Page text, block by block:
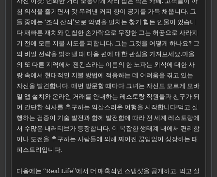
침 의식을 즐기면서 갓 우려낸 커피 향이 공기를 가득 채웁니다. 그
들 중에는 ‘조식 산적’으로 악명을 떨치는 찾기 힘든 인물이 있습니
다 재빠른 재치와 민첩한 손가락으로 무장한 그는 허공으로 사라지
기 전에 모든 지불 시도를 피합니다. 그는 그것을 어떻게 하나요? 그
의 비밀 전략을 밝혀낼 때 다음 편에 대한 관심을 가져보세요.마을
의 또 다른 지역에서 젠킨스라는 이름의 한 노파는 외식에 대한 사
랑 속에서 현대적인 지불 방법에 적응하는 데 어려움을 겪고 있는
자신을 발견합니다. 매번 방문할 때마다 그녀는 자신도 모르게 모바
일 앱 설치와 온라인 거래를 안내하는 레스토랑 직원들과 친구가 되
어 간단한 식사를 추구하는 익살스러운 여행을 시작합니다!먹고 실
행하는 검증이 기술 발전과 함께 발전함에 따라 전 세계 레스토랑에
서 수많은 내러티브가 등장합니다. 이 복잡한 생태계 내에서 편리함
이나 도전을 추구하는 사람들에 의해 짜여진 끊임없이 성장하는 태
피스트리입니다.
다음에는 “Real Life”에서 더 매혹적인 스냅샷을 공개하고, 먹고 실